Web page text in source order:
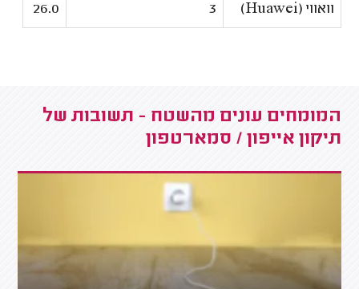
וואווי (Huawei) 3
26.0
המומחים עונים מהשטח - תשובות של
תיקון אייפון / סמארטפון